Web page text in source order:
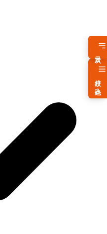
る
絞り込み